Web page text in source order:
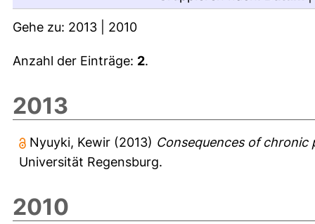
Gehe zu: 2013 2010
Anzahl der Einträge: 2.
2013
Nyuyki, Kewir (2013) Consequences of chronic
Universität Regensburg.
2010